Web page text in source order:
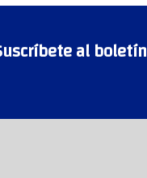
al boletín